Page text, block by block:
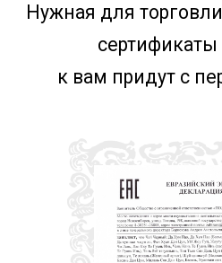
Нужная для
сертификаты
к вам придут с